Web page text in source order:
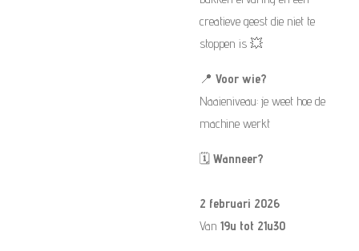
creatieve geest die niet te
stoppen is 💥
📍 Voor wie?
Naaieniveau: je weet hoe de
machine werkt
🗓️ Wanneer?
2 februari 2026
Van 19u tot 21u30